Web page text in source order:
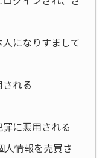
になりすまして
れる
に悪用される
人情報を売買さ